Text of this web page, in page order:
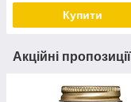
Купити
Акційні